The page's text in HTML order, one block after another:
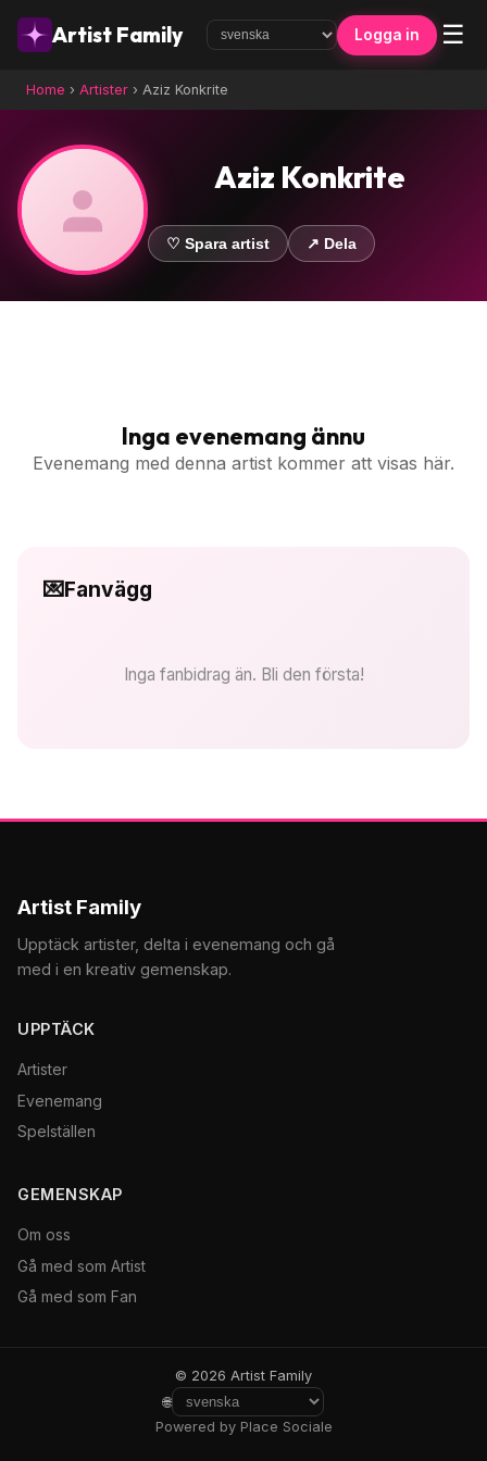
Artist Family Logga in ☰
Home › Artister › Aziz Konkrite
Aziz Konkrite
♡ Spara artist ↗ Dela
Inga evenemang ännu
Evenemang med denna artist kommer att visas här.
💌Fanvägg
Inga fanbidrag än. Bli den första!
Artist Family
Upptäck artister, delta i evenemang och gå
med i en kreativ gemenskap.
UPPTÄCK
Artister
Evenemang
Spelställen
GEMENSKAP
Om oss
Gå med som Artist
Gå med som Fan
© 2026 Artist Family
🌐
Powered by Place Sociale